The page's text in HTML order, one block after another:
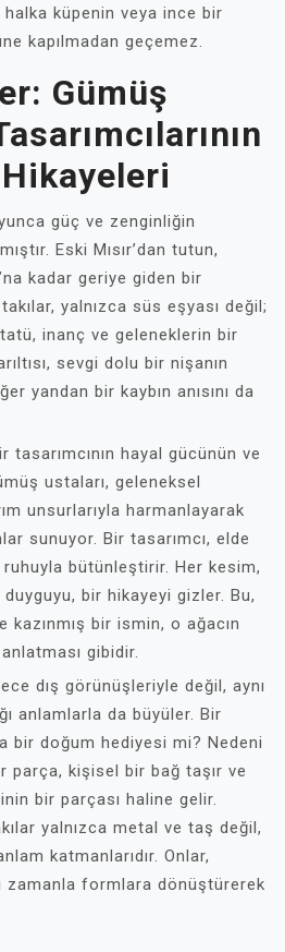
küpenin veya ince bir
kapılmadan geçemez.
Gümüş
güç ve zenginliğin
Eski Mısır’dan tutun,
kadar geriye giden bir
yalnızca süs eşyası değil;
inanç ve geleneklerin bir
sevgi dolu bir nişanın
yandan bir kaybın anısını da
hayal gücünün ve
ustaları, geleneksel
unsurlarıyla harmanlayarak
sunuyor. Bir tasarımcı, elde
bütünleştirir. Her kesim,
bir hikayeyi gizler. Bu,
kazınmış bir ismin, o ağacın
gibidir.
dış görünüşleriyle değil, aynı
anlamlarla da büyüler. Bir
bir doğum hediyesi mi? Nedeni
parça, kişisel bir bağ taşır ve
bir parçası haline gelir.
yalnızca metal ve taş değil,
katmanlarıdır. Onlar,
zamanla formlara dönüştürerek